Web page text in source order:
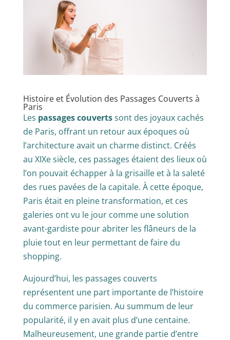
Histoire et Évolution des Passages Couverts à
Paris
Les passages couvertssont des joyaux cachés
de Paris, offrant un retour aux époques où
l’architecture avait un charme distinct. Créés
au XIXe siècle, ces passages étaient des lieux où
l’on pouvait échapper à la grisaille et à la saleté
des rues pavées de la capitale. À cette époque,
Paris était en pleine transformation, et ces
galeries ont vu le jour comme une solution
avant-gardiste pour abriter les flâneurs de la
pluie tout en leur permettant de faire du
shopping.
Aujourd’hui, les passages couverts
représentent une part importante de l’histoire
du commerce parisien. Au summum de leur
popularité, il y en avait plus d’une centaine.
Malheureusement, une grande partie d’entre